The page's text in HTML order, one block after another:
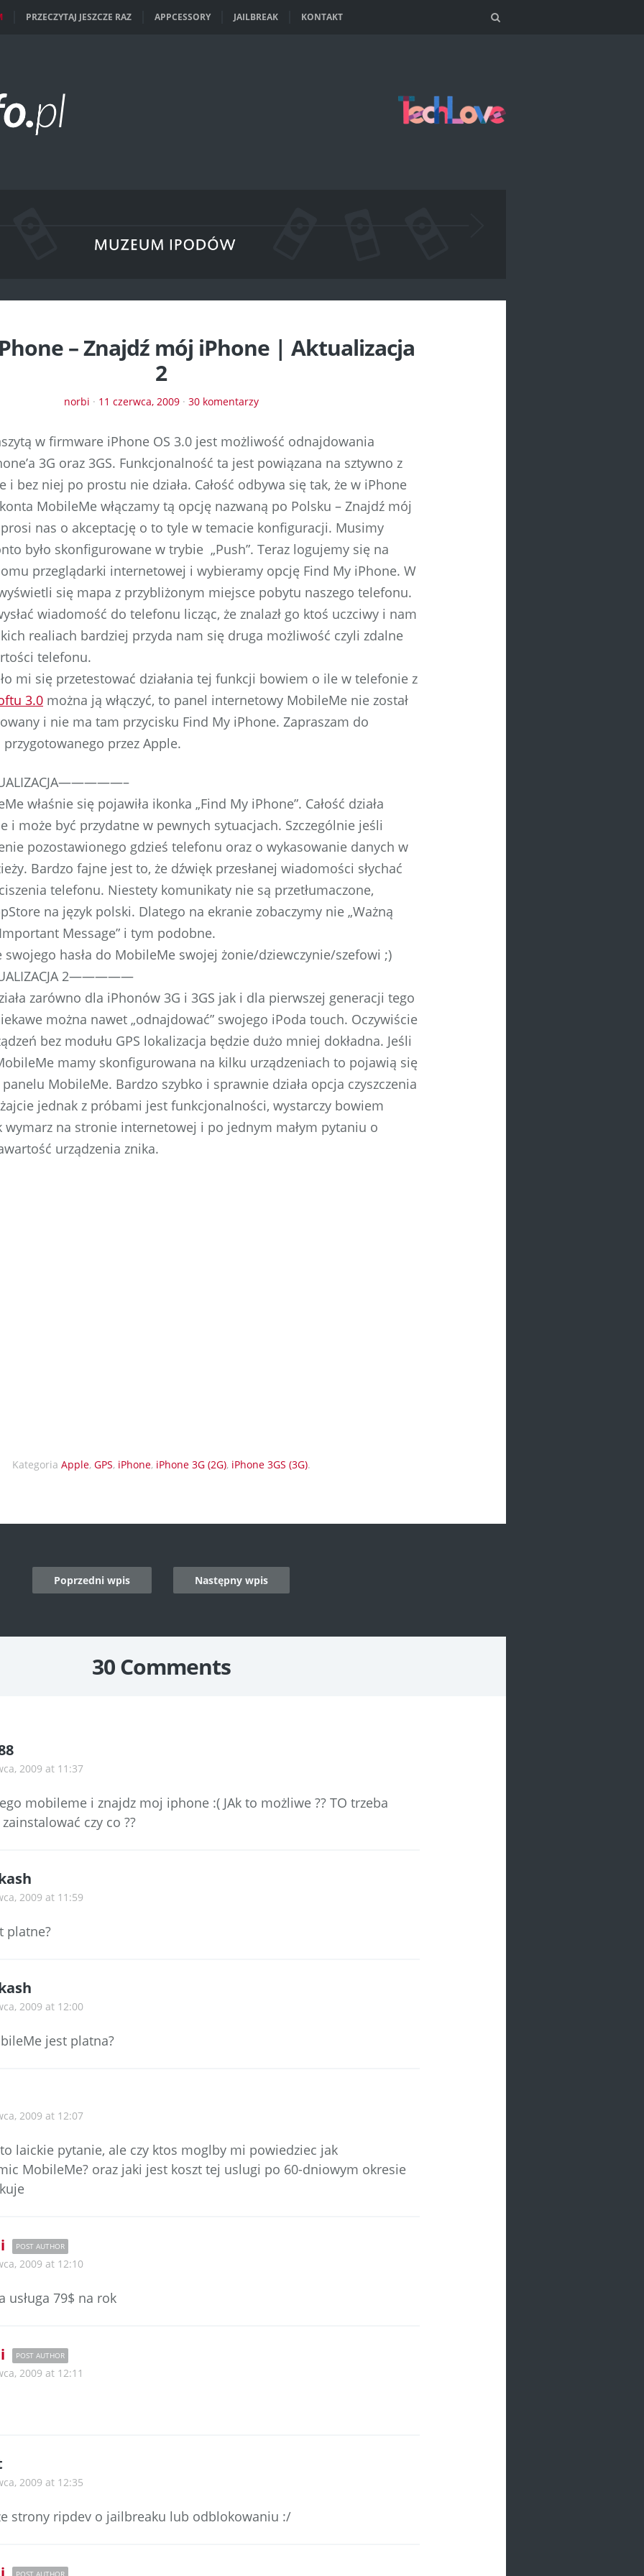
PRZECZYTAJ JESZCZE RAZ APPCESSORY JAILBREAK KONTAKT
– Znajdź mój iPhone | Aktualizacja
2
norbi · 11 czerwca, 2009· 30 komentarzy
w firmware iPhone OS 3.0 jest możliwość odnajdowania
3G oraz 3GS. Funkcjonalność ta jest powiązana na sztywno z
i bez niej po prostu nie działa. Całość odbywa się tak, że w iPhone
MobileMe włączamy tą opcję nazwaną po Polsku – Znajdź mój
nas o akceptację o to tyle w temacie konfiguracji. Musimy
było skonfigurowane w trybie „Push”. Teraz logujemy się na
przeglądarki internetowej i wybieramy opcję Find My iPhone. W
się mapa z przybliżonym miejsce pobytu naszego telefonu.
wiadomość do telefonu licząc, że znalazł go ktoś uczciwy i nam
realiach bardziej przyda nam się druga możliwość czyli zdalne
telefonu.
mi się przetestować działania tej funkcji bowiem o ile w telefonie z
3.0 można ją włączyć, to panel internetowy MobileMe nie został
i nie ma tam przycisku Find My iPhone. Zapraszam do
przez Apple.
właśnie się pojawiła ikonka „Find My iPhone”. Całość działa
i może być przydatne w pewnych sytuacjach. Szczególnie jeśli
pozostawionego gdzieś telefonu oraz o wykasowanie danych w
Bardzo fajne jest to, że dźwięk przesłanej wiadomości słychać
telefonu. Niestety komunikaty nie są przetłumaczone,
na język polski. Dlatego na ekranie zobaczymy nie „Ważną
Message” i tym podobne.
swojego hasła do MobileMe swojej żonie/dziewczynie/szefowi ;)
2—————
zarówno dla iPhonów 3G i 3GS jak i dla pierwszej generacji tego
można nawet „odnajdować” swojego iPoda touch. Oczywiście
bez modułu GPS lokalizacja będzie dużo mniej dokładna. Jeśli
mamy skonfigurowana na kilku urządzeniach to pojawią się
MobileMe. Bardzo szybko i sprawnie działa opcja czyszczenia
jednak z próbami jest funkcjonalności, wystarczy bowiem
wymarz na stronie internetowej i po jednym małym pytaniu o
urządzenia znika.
Kategoria Apple, GPS, iPhone, iPhone 3G (2G), iPhone 3GS (3G).
Poprzedni wpis Następny wpis
30 Comments
2009 at 11:37
mobileme i znajdz moj iphone :( JAk to możliwe ?? TO trzeba
czy co ??
2009 at 11:59
platne?
2009 at 12:00
jest platna?
2009 at 12:07
laickie pytanie, ale czy ktos moglby mi powiedziec jak
MobileMe? oraz jaki jest koszt tej uslugi po 60-dniowym okresie
POST AUTHOR
2009 at 12:10
usługa 79$ na rok
POST AUTHOR
2009 at 12:11
2009 at 12:35
strony ripdev o jailbreaku lub odblokowaniu :/
POST AUTHOR